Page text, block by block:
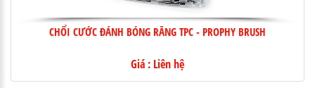
CHỔI CƯỚC ĐÁNH BÓNG RĂNG TPC - PROPHY BRUSH
Giá : Liên hệ